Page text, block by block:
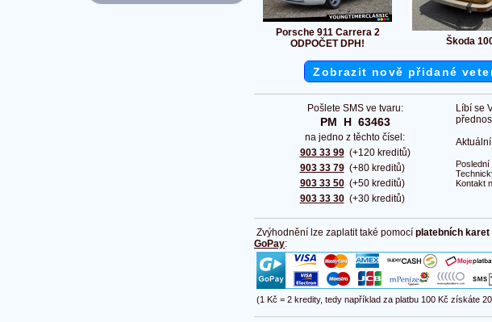
Porsche 911 Carrera 2
ODPOČET DPH!
Škoda
Zobrazit nově přidané
Pošlete SMS ve tvaru:
PM  H  63463
na jedno z těchto čísel:
903 33 99
903 33 79
903 33 50
903 33 30
(+120 kreditů)
(+80 kreditů)
(+50 kreditů)
(+30 kreditů)
Líbí se
Poslední
Kontakt
Zvýhodnění lze zaplatit také pomocí platebních karet
GoPay:
(1 Kč = 2 kredity, tedy například za platbu 100 Kč získáte